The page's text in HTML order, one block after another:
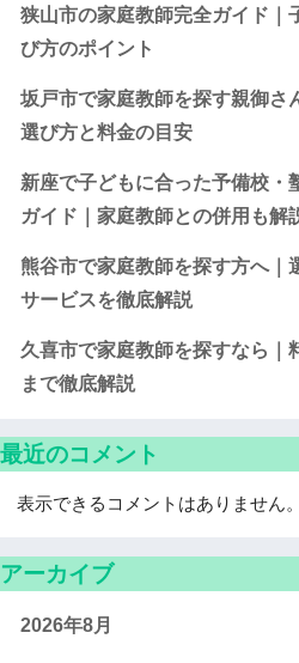
狭山市の家庭教師完全ガイド｜
び方のポイント
坂戸市で家庭教師を探す親御さ
選び方と料金の目安
新座で子どもに合った予備校・
ガイド｜家庭教師との併用も解
熊谷市で家庭教師を探す方へ｜
サービスを徹底解説
久喜市で家庭教師を探すなら｜
まで徹底解説
最近のコメント
表示できるコメントはありません。
アーカイブ
2026年8月